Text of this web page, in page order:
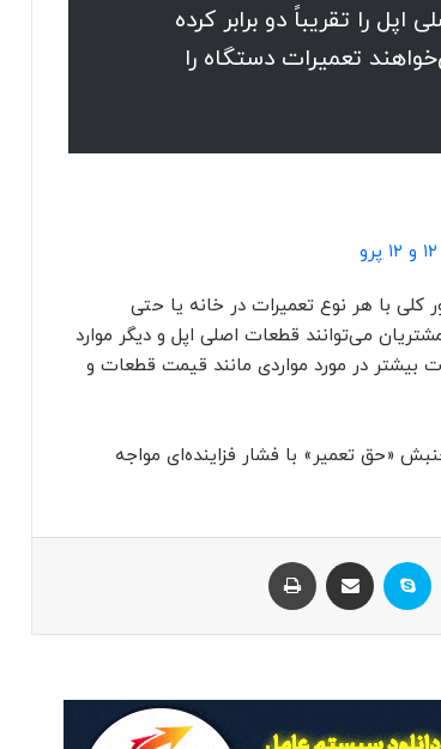
را تقریباً دو برابر کرده
تعمیرات دستگاه را
با هر نوع تعمیرات در خانه یا حتی
می‌توانند قطعات اصلی اپل و دیگر موارد
بیشتر در مورد مواردی مانند قیمت قطعات و
«حق تعمیر» با فشار فزاینده‌ای مواجه